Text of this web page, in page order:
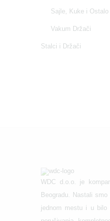
Sajle, Kuke i Ostalo
Vakum Držači
Stalci i Držači
WDC d.o.o. je
Beogradu. Nastali
jednom mestu i u